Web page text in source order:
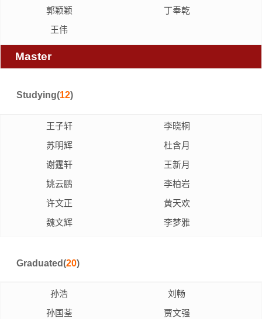
郭颖颖
丁奉乾
王伟
Master
Studying(12)
王子轩
李晓桐
苏明辉
杜含月
谢霆轩
王新月
姚云鹏
李柏岩
许文正
黄天欢
魏文辉
李梦雅
Graduated(20)
孙浩
刘畅
孙国荃
贾文强